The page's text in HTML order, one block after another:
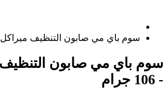
سوم باي مي صابون التنظيف ميراكل 30 يوم - 106 جرام
- 106 جرام